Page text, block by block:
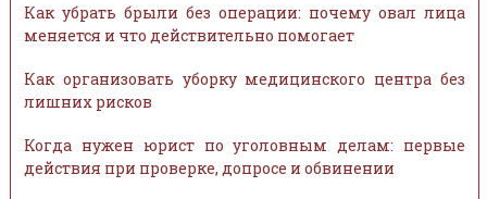
Как убрать брыли без операции: почему овал лица
меняется и что действительно помогает
Как организовать уборку медицинского центра без
лишних рисков
Когда нужен юрист по уголовным делам: первые
действия при проверке, допросе и обвинении